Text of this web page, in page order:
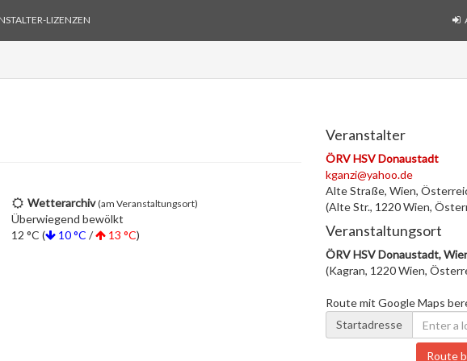
LIZENZEN
Wetterarchiv (am Veranstaltungsort)
Überwiegend bewölkt
12 °C (
10 °C / 13 °C)
Veranstalter
ÖRV HSV Donaustadt
kganzi@yahoo.de
Alte Straße, Wien,
(Alte Str., 1220 Wien,
Veranstaltungsort
ÖRV HSV Donaustadt,
(Kagran, 1220 Wien,
Route mit Google Maps
Startadresse
Route